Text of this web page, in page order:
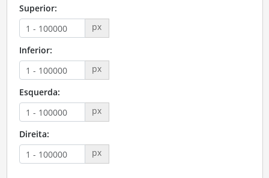
Superior:
px
Inferior:
px
Esquerda:
px
Direita:
px